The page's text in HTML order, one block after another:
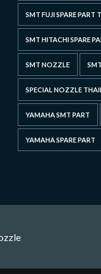
SMT FUJI SPARE PART
SMT HITACHI SPARE
SMT NOZZLE
SPECIAL NOZZLE
YAMAHA SMT PART
YAMAHA SPARE PART